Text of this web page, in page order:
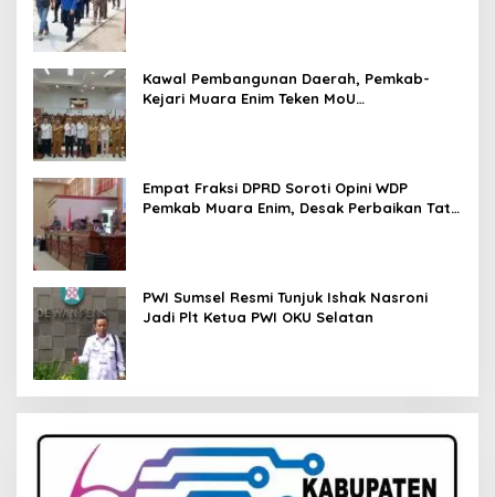
Kawal Pembangunan Daerah, Pemkab-
Kejari Muara Enim Teken MoU
Empat Fraksi DPRD Soroti Opini WDP
Pemkab Muara Enim, Desak Perbaikan Tata
PWI Sumsel Resmi Tunjuk Ishak Nasroni
Jadi Plt Ketua PWI OKU Selatan